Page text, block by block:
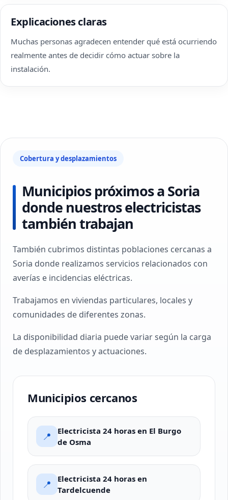
Explicaciones claras
Muchas personas agradecen entender qué está ocurriendo
realmente antes de decidir cómo actuar sobre la
instalación.
Cobertura y desplazamientos
Municipios próximos a Soria
donde nuestros electricistas
también trabajan
También cubrimos distintas poblaciones cercanas a
Soria donde realizamos servicios relacionados con
averías e incidencias eléctricas.
Trabajamos en viviendas particulares, locales y
comunidades de diferentes zonas.
La disponibilidad diaria puede variar según la carga
de desplazamientos y actuaciones.
Municipios cercanos
📍
Electricista 24 horas en El Burgo
de Osma
📍
Electricista 24 horas en
Tardelcuende